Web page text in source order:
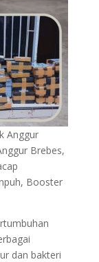
Anggur
Brebes,
Booster
dan bakteri